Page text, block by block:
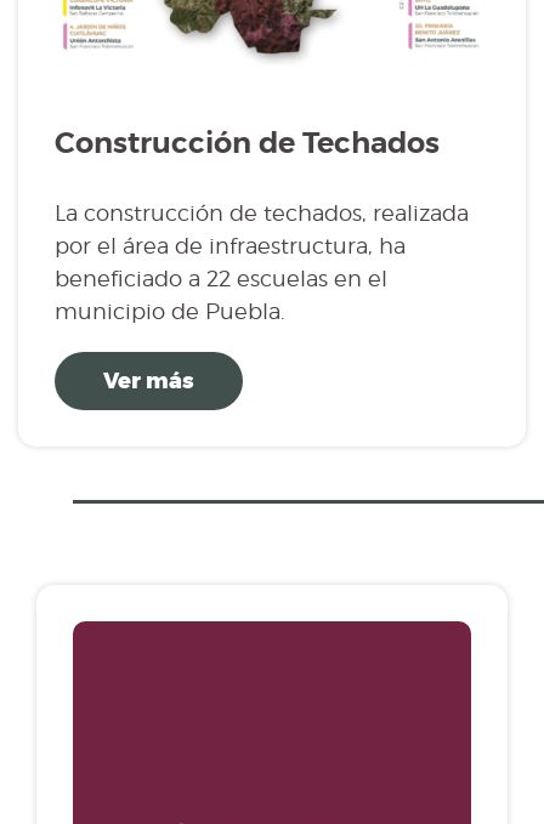
Construcción de Techados
La construcción de techados, realizada
por el área de infraestructura, ha
beneficiado a 22 escuelas en el
municipio de Puebla.
Ver más